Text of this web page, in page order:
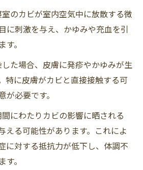
のカビが室内空気中に放散する微
に刺激を与え、かゆみや充血を引
。
た場合、皮膚に発疹やかゆみが生
特に皮膚がカビと直接接触する可
必要です。
にわたりカビの影響に晒される
える可能性があります。これによ
に対する抵抗力が低下し、体調不
。